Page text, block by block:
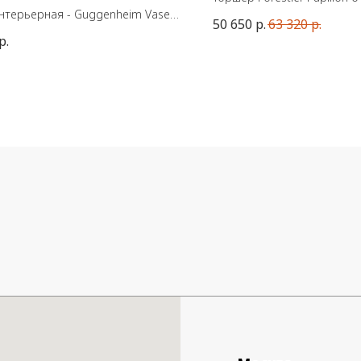
- Guggenheim Vase,
Керамика
р.
Материал - металл. Цоколь
50 650 р.63 320р.